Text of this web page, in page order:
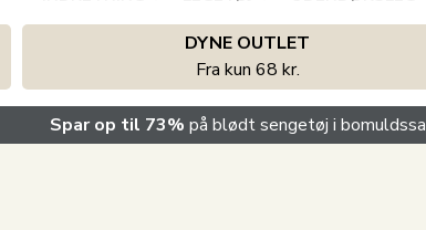
DYNE OUTLET
Fra kun 68 kr.
Spar op til 73% på blødt sengetøj i